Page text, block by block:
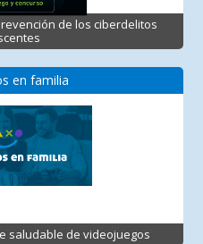
de los ciberdelitos
en familia
saludable de videojuegos